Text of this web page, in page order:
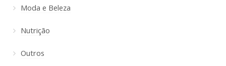
Moda e Beleza
Nutrição
Outros